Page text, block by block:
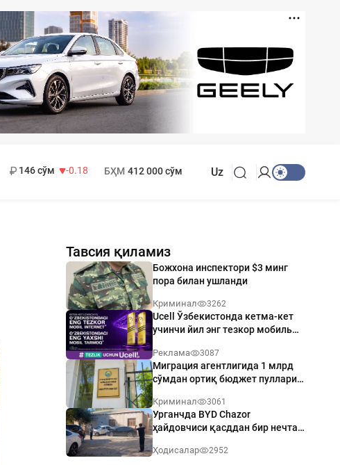
146 сўм
-0.18
БҲМ 412 000 сўм Uz
Тавсия қиламиз
Божхона инспектори $3 минг
пора билан ушланди
Криминал 3262
Ucell Ўзбекистонда кетма-кет
учинчи йил энг тезкор мобиль
Реклама 3087
Миграция агентлигида 1 млрд
сўмдан ортиқ бюджет пуллари
Криминал 3061
Урганчда BYD Chazor
ҳайдовчиси қасддан бир нечта
Ҳодисалар 2952